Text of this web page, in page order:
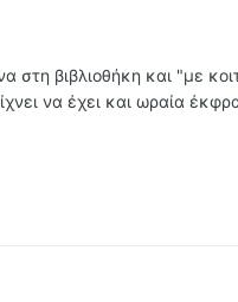
στη βιβλιοθήκη και "με
να έχει και ωραία